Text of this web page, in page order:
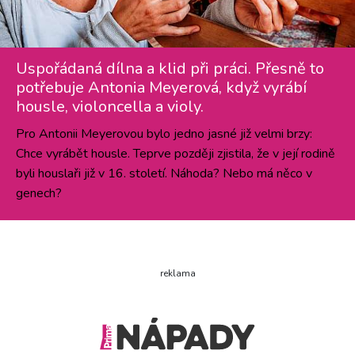
Uspořádaná dílna a klid při práci. Přesně to
potřebuje Antonia Meyerová, když vyrábí
housle, violoncella a violy.
Pro Antonii Meyerovou bylo jedno jasné již velmi brzy:
Chce vyrábět housle. Teprve později zjistila, že v její rodině
byli houslaři již v 16. století. Náhoda? Nebo má něco v
genech?
reklama